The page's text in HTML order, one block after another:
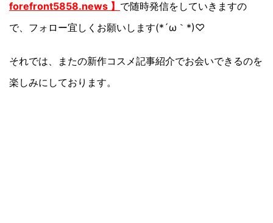
forefront5858.news 】 で随時発信をしていきますの
で、フォロー宜しくお願いします(*´ω｀*)♡
それでは、またの新作コスメ記事紹介でお会いできるのを
楽しみにしております。